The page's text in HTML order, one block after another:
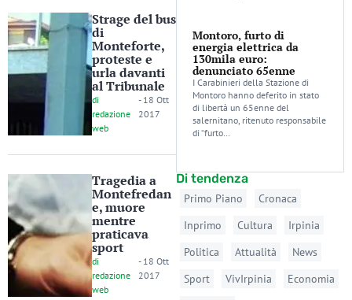
Strage del bus
di
Monteforte,
proteste e
urla davanti
al Tribunale
di
redazione
web
- 18 Ott
2017
Tragedia a
Montefredan
e, muore
mentre
praticava
sport
di
redazione
web
- 18 Ott
2017
Montoro, furto di
energia elettrica da
130mila euro:
denunciato 65enne
I Carabinieri della Stazione di
Montoro hanno deferito in stato
di libertà un 65enne del
salernitano, ritenuto responsabile
di “furto…
Di tendenza
Primo Piano
Cronaca
Inprimo
Cultura
Irpinia
Politica
Attualità
News
Sport
VivIrpinia
Economia